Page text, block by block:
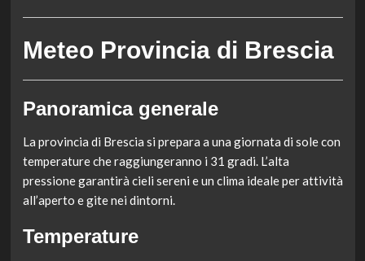
Meteo Provincia di Brescia
Panoramica generale
La provincia di Brescia si prepara a una giornata di sole con
temperature che raggiungeranno i 31 gradi. L’alta
pressione garantirà cieli sereni e un clima ideale per attività
all’aperto e gite nei dintorni.
Temperature